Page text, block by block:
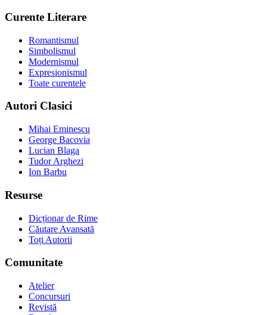
Curente Literare
Romantismul
Simbolismul
Modernismul
Expresionismul
Toate curentele
Autori Clasici
Mihai Eminescu
George Bacovia
Lucian Blaga
Tudor Arghezi
Ion Barbu
Resurse
Dicționar de Rime
Căutare Avansată
Toți Autorii
Comunitate
Atelier
Concursuri
Revistă